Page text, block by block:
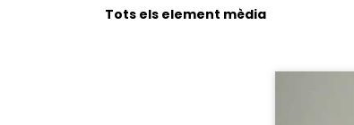
Tots els element mèdia